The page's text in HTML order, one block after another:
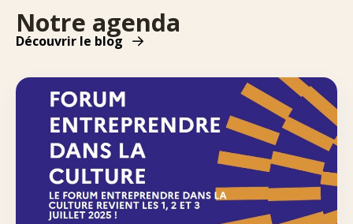
Notre agenda
Découvrir le blog